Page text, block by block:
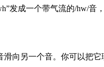
发成一个带气流的/hw/音
向另一个音。你可以把它